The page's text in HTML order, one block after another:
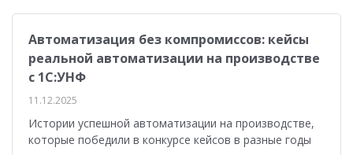
Автоматизация без компромиссов: кейсы
реальной автоматизации на производстве
с 1С:УНФ
11.12.2025
Истории успешной автоматизации на производстве,
которые победили в конкурсе кейсов в разные годы